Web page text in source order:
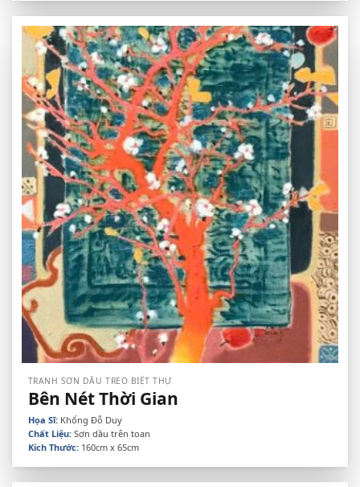
TRANH SƠN DẦU TREO BIỆT THỰ
Bên Nét Thời Gian
Họa Sĩ: Khổng Đỗ Duy
Chất Liệu: Sơn dầu trên toan
Kích Thước: 160cm x 65cm